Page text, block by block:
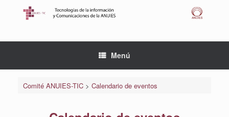
Menú
Comité ANUIES-TIC> Calendario de eventos